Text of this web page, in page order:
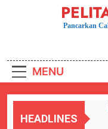
Pancarkan
MENU
HEADLINES